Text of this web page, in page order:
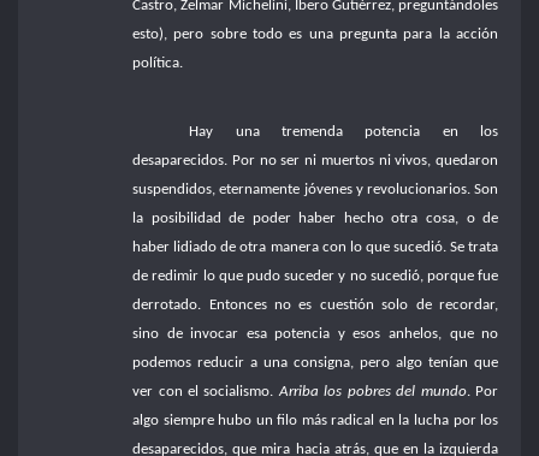
Castro, Zelmar Michelini, Ibero Gutiérrez, preguntándoles
esto), pero sobre todo es una pregunta para la acción
política.
Hay una tremenda potencia en los
desaparecidos. Por no ser ni muertos ni vivos, quedaron
suspendidos, eternamente jóvenes y revolucionarios. Son
la posibilidad de poder haber hecho otra cosa, o de
haber lidiado de otra manera con lo que sucedió. Se trata
de redimir lo que pudo suceder y no sucedió, porque fue
derrotado. Entonces no es cuestión solo de recordar,
sino de invocar esa potencia y esos anhelos, que no
podemos reducir a una consigna, pero algo tenían que
ver con el socialismo.Arriba los pobres del mundo. Por
algo siempre hubo un filo más radical en la lucha por los
desaparecidos, que mira hacia atrás, que en la izquierda